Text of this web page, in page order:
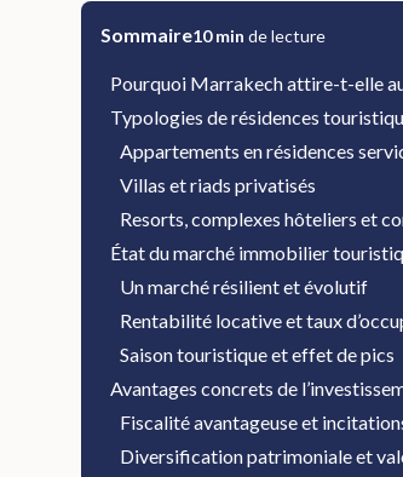
Sommaire10min de lecture
Pourquoi Marrakech attire-t-elle
Typologies de résidences
Appartements en résidences
Villas et riads privatisés
Resorts, complexes hôteliers et
État du marché immobilier
Un marché résilient et évolutif
Rentabilité locative et taux
Saison touristique et effet de pics
Avantages concrets de
Fiscalité avantageuse et
Diversification patrimoniale et